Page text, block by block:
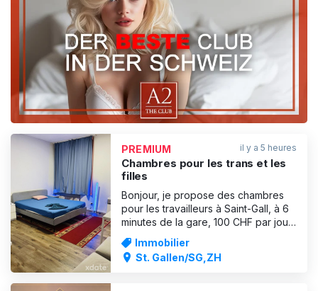
PUBLICITÉ
PREMIUM il y a 5 heures
Chambres pour les trans et les
filles
Bonjour, je propose des chambres
pour les travailleurs à Saint-Gall, à 6
minutes de la gare, 100 CHF par jour.
Si tu souhaites plus d'informations,
écris-moi sur WhatsApp. La
discrétion, la propreté et le respect
Immobilier
St. Gallen/SG,ZH